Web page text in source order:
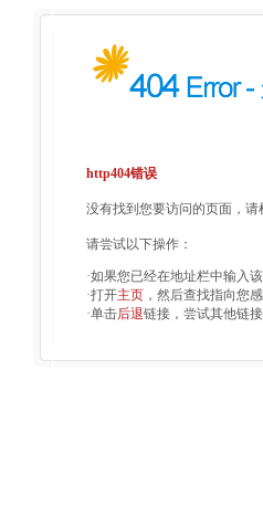
http404错误
没有找到您要访问的页面，
请尝试以下操作：
·如果您已经在地址栏中输入
·打开主页 ，然后查找指向您
·单击后退链接，尝试其他链